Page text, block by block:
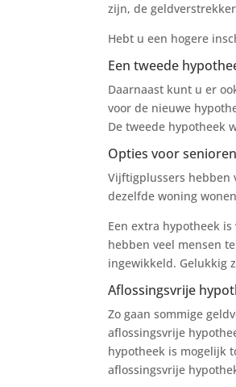
zijn, de
Hebt u een hogere
Een tweede
Daarnaast kunt u er
voor de nieuwe
De tweede hypotheek
Opties voor senioren
Vijftigplussers hebben
dezelfde woning
Een extra hypotheek
hebben veel mensen
ingewikkeld. Gelukkig
Aflossingsvrije
Zo gaan sommige
aflossingsvrije
hypotheek is mogelijk
aflossingsvrije